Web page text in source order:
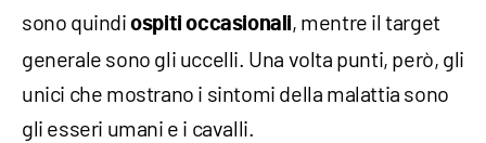
sono quindiospiti occasionali, mentre il target
generale sono gli uccelli. Una volta punti, però, gli
unici che mostrano i sintomi della malattia sono
gli esseri umani e i cavalli.